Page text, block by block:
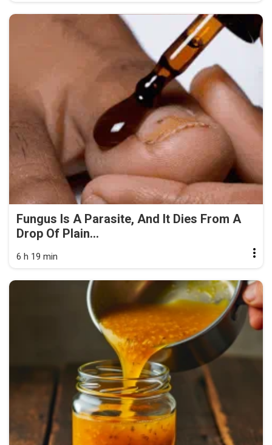
Fungus Is A Parasite, And It Dies From A
Drop Of Plain...
6 h 19 min